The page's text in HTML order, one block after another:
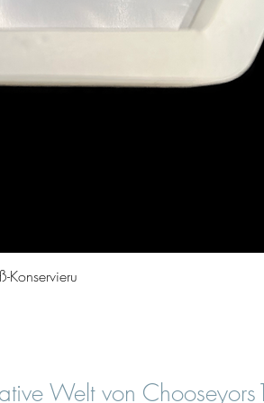
Schnellansicht
Konservieru
Welt von